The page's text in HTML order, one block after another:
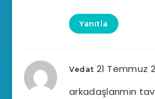
Yanıtla
Vedat 21 Temmuz
arkadaşlarımın